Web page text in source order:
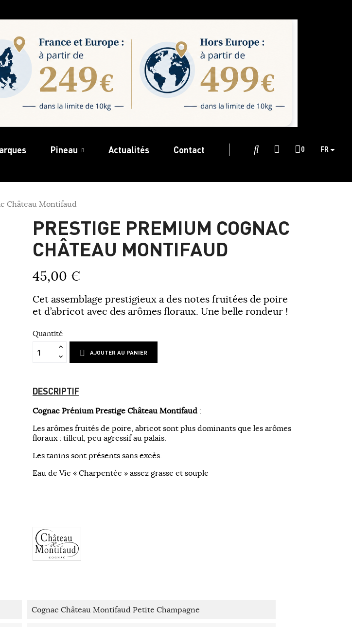
Pineau Actualités Contact 0 FR
Château Montifaud
PRESTIGE PREMIUM COGNAC
CHÂTEAU MONTIFAUD
45,00 €
Cet assemblage prestigieux a des notes fruitées de poire
et d’abricot avec des arômes floraux. Une belle rondeur !
Quantité
AJOUTER AU PANIER
DESCRIPTIF
Cognac Prénium Prestige Château Montifaud :
Les arômes fruités de poire, abricot sont plus dominants que les arômes
floraux : tilleul, peu agressif au palais.
Les tanins sont présents sans excès.
Eau de Vie « Charpentée » assez grasse et souple
Cognac Château Montifaud Petite Champagne